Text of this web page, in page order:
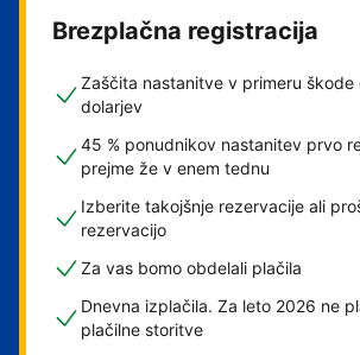
Brezplačna registracija
Zaščita nastanitve v primeru škode
dolarjev
45 % ponudnikov nastanitev prvo
prejme že v enem tednu
Izberite takojšnje rezervacije ali
rezervacijo
Za vas bomo obdelali plačila
Dnevna izplačila. Za leto 2026 ne
plačilne storitve